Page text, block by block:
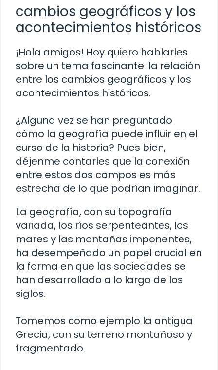
cambios geográficos y los
acontecimientos históricos
¡Hola amigos! Hoy quiero hablarles
sobre un tema fascinante: la relación
entre los cambios geográficos y los
acontecimientos históricos.
¿Alguna vez se han preguntado
cómo la geografía puede influir en el
curso de la historia? Pues bien,
déjenme contarles que la conexión
entre estos dos campos es más
estrecha de lo que podrían imaginar.
La geografía, con su topografía
variada, los ríos serpenteantes, los
mares y las montañas imponentes,
ha desempeñado un papel crucial en
la forma en que las sociedades se
han desarrollado a lo largo de los
siglos.
Tomemos como ejemplo la antigua
Grecia, con su terreno montañoso y
fragmentado.